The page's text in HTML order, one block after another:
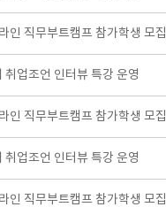
인 직무부트캠프 참가학생 모집
업조언 인터뷰 특강 운영
인 직무부트캠프 참가학생 모집
업조언 인터뷰 특강 운영
인 직무부트캠프 참가학생 모집